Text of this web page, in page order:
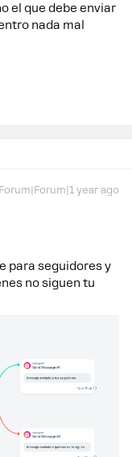
el que debe enviar
nada mal
Forum|Forum|1 year ago
para seguidores y
no siguen tu